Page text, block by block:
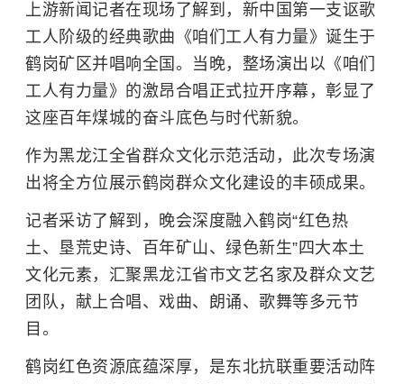
上游新闻记者在现场了解到，新中国第一支讴歌
工人阶级的经典歌曲《咱们工人有力量》诞生于
鹤岗矿区并唱响全国。当晚，整场演出以《咱们
工人有力量》的激昂合唱正式拉开序幕，彰显了
这座百年煤城的奋斗底色与时代新貌。
作为黑龙江全省群众文化示范活动，此次专场演
出将全方位展示鹤岗群众文化建设的丰硕成果。
记者采访了解到，晚会深度融入鹤岗“红色热
土、垦荒史诗、百年矿山、绿色新生”四大本土
文化元素，汇聚黑龙江省市文艺名家及群众文艺
团队，献上合唱、戏曲、朗诵、歌舞等多元节
目。
鹤岗红色资源底蕴深厚，是东北抗联重要活动阵